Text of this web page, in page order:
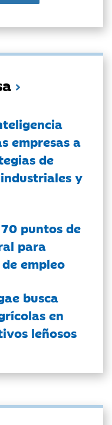
empresas a
de
y
puntos de
para
empleo
busca
en
leñosos